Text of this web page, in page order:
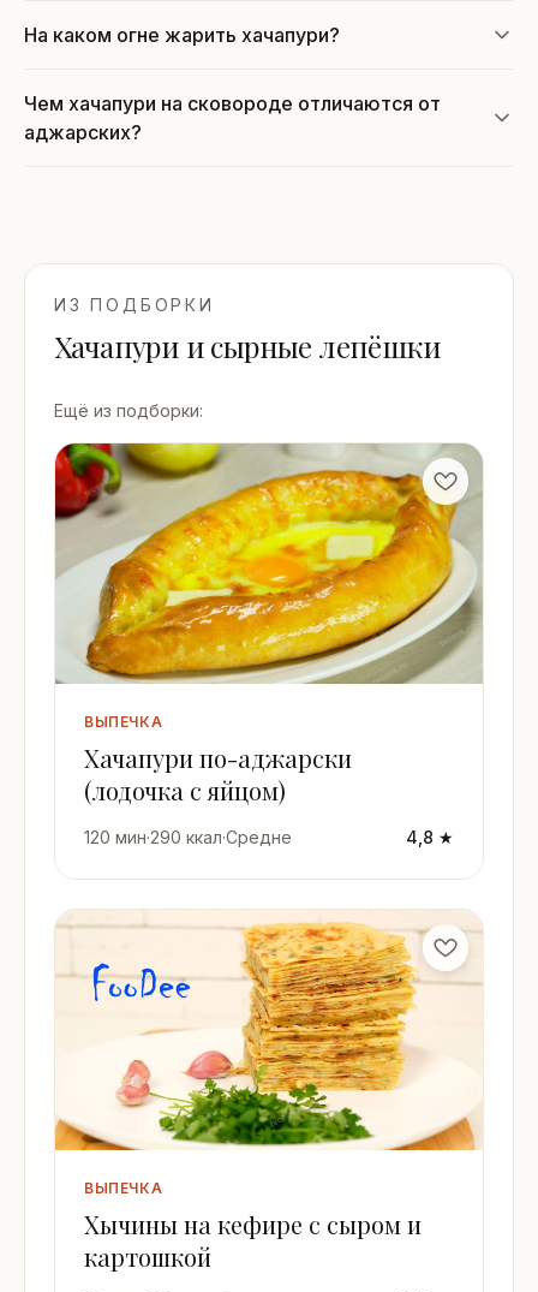
На каком огне жарить хачапури?
Чем хачапури на сковороде отличаются от
аджарских?
ИЗ ПОДБОРКИ
Хачапури и сырные лепёшки
Ещё из подборки:
ВЫПЕЧКА
Хачапури по-аджарски
(лодочка с яйцом)
120 мин·290 ккал·Средне 4,8 ★
ВЫПЕЧКА
Хычины на кефире с сыром и
картошкой